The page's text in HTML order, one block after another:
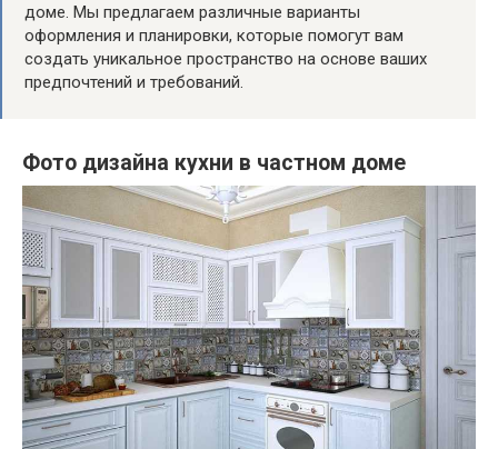
доме. Мы предлагаем различные варианты
оформления и планировки, которые помогут вам
создать уникальное пространство на основе ваших
предпочтений и требований.
Фото дизайна кухни в частном доме